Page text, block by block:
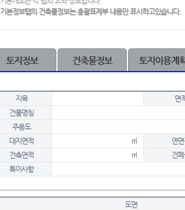
기본정보탭의 건축물정보는 총괄표제부 내용만 표시하고있습니다.
토지정보 건축물정보 토지이용계
지목 면
건물명칭
주용도
대지면적
㎡
연
건축면적
㎡
건
특이사항
도면